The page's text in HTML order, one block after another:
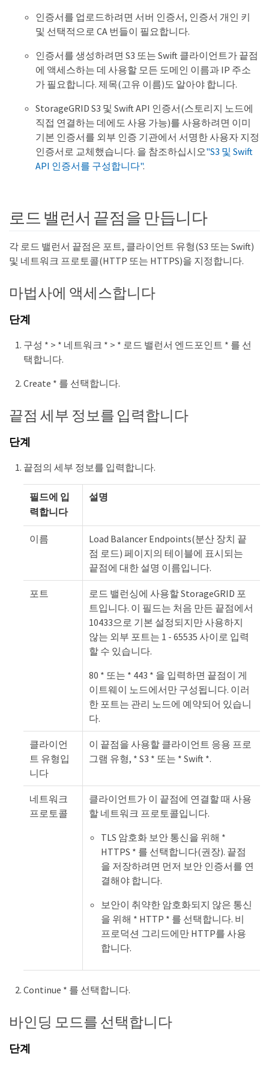
인증서를 업로드하려면 서버 인증서, 인증서 개인 키
및 선택적으로 CA 번들이 필요합니다.
인증서를 생성하려면 S3 또는 Swift 클라이언트가 끝점
에 액세스하는 데 사용할 모든 도메인 이름과 IP 주소
가 필요합니다. 제목(고유 이름)도 알아야 합니다.
StorageGRID S3 및 Swift API 인증서(스토리지 노드에
직접 연결하는 데에도 사용 가능)를 사용하려면 이미
기본 인증서를 외부 인증 기관에서 서명한 사용자 지정
인증서로 교체했습니다. 을 참조하십시오"S3 및 Swift
API 인증서를 구성합니다".
로드 밸런서 끝점을 만듭니다
각 로드 밸런서 끝점은 포트, 클라이언트 유형(S3 또는 Swift)
및 네트워크 프로토콜(HTTP 또는 HTTPS)을 지정합니다.
마법사에 액세스합니다
단계
구성 * > * 네트워크 * > * 로드 밸런서 엔드포인트 * 를 선
택합니다.
Create * 를 선택합니다.
끝점 세부 정보를 입력합니다
단계
끝점의 세부 정보를 입력합니다.
필드에 입
력합니다
설명
이름
Load Balancer Endpoints(분산 장치 끝
점 로드) 페이지의 테이블에 표시되는
끝점에 대한 설명 이름입니다.
포트
로드 밸런싱에 사용할 StorageGRID 포
트입니다. 이 필드는 처음 만든 끝점에서
10433으로 기본 설정되지만 사용하지
않는 외부 포트는 1 - 65535 사이로 입력
할 수 있습니다.
80 * 또는 * 443 * 을 입력하면 끝점이 게
이트웨이 노드에서만 구성됩니다. 이러
한 포트는 관리 노드에 예약되어 있습니
다.
클라이언
트 유형입
니다
이 끝점을 사용할 클라이언트 응용 프로
그램 유형, * S3 * 또는 * Swift *.
네트워크
프로토콜
클라이언트가 이 끝점에 연결할 때 사용
할 네트워크 프로토콜입니다.
TLS 암호화 보안 통신을 위해 *
HTTPS * 를 선택합니다(권장). 끝점
을 저장하려면 먼저 보안 인증서를 연
결해야 합니다.
보안이 취약한 암호화되지 않은 통신
을 위해 * HTTP * 를 선택합니다. 비
프로덕션 그리드에만 HTTP를 사용
합니다.
Continue * 를 선택합니다.
바인딩 모드를 선택합니다
단계